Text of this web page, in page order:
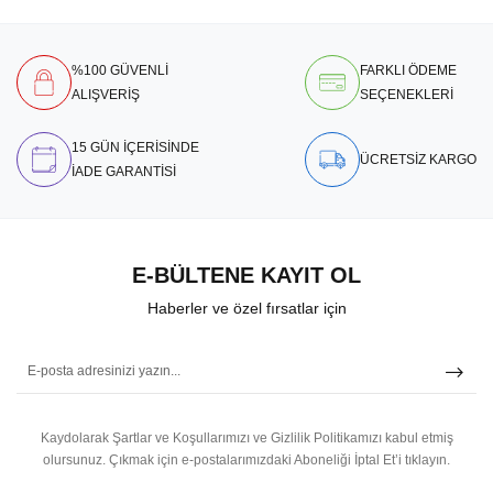
%100 GÜVENLİ
ALIŞVERİŞ
FARKLI ÖDEME
SEÇENEKLERİ
15 GÜN İÇERİSİNDE
İADE GARANTİSİ
ÜCRETSİZ KARGO
E-BÜLTENE KAYIT OL
Haberler ve özel fırsatlar için
Kaydolarak Şartlar ve Koşullarımızı ve Gizlilik Politikamızı kabul etmiş
olursunuz. Çıkmak için e-postalarımızdaki Aboneliği İptal Et’i tıklayın.